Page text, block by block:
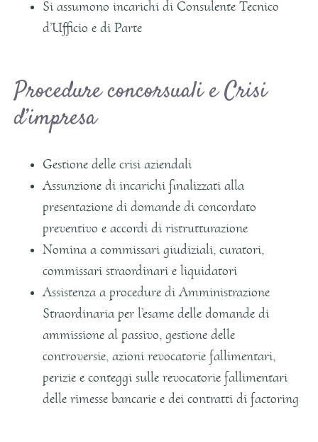
Si assumono incarichi di Consulente Tecnico
d’Ufficio e di Parte
Procedure concorsuali e Crisi
d’impresa
Gestione delle crisi aziendali
Assunzione di incarichi finalizzati alla
presentazione di domande di concordato
preventivo e accordi di ristrutturazione
Nomina a commissari giudiziali, curatori,
commissari straordinari e liquidatori
Assistenza a procedure di Amministrazione
Straordinaria per l’esame delle domande di
ammissione al passivo, gestione delle
controversie, azioni revocatorie fallimentari,
perizie e conteggi sulle revocatorie fallimentari
delle rimesse bancarie e dei contratti di factoring